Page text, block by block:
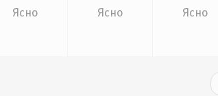
Ясно Ясно Ясно